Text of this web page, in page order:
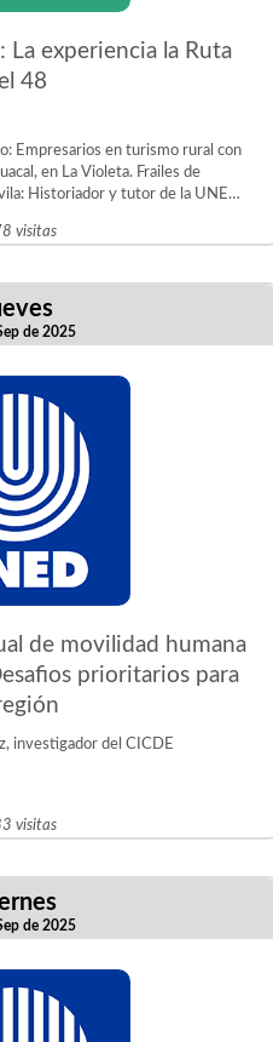
experiencia la Ruta
48
Empresarios en turismo rural con
en La Violeta. Frailes de
visitas
de 2025
de movilidad humana
prioritarios para
investigador del CICDE
visitas
de 2025